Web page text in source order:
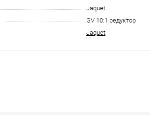
Jaquet
GV 10:1 редуктор
Jaquet